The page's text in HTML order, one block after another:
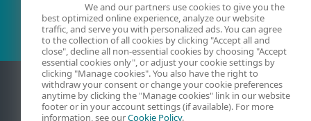
We and our partners use cookies to give you the
best optimized online experience, analyze our website
traffic, and serve you with personalized ads. You can agree
to the collection of all cookies by clicking "Accept all and
close", decline all non-essential cookies by choosing "Accept
essential cookies only", or adjust your cookie settings by
clicking "Manage cookies". You also have the right to
withdraw your consent or change your cookie preferences
anytime by clicking the "Manage cookies" link in our website
footer or in your account settings (if available). For more
information, see ourCookie Policy.